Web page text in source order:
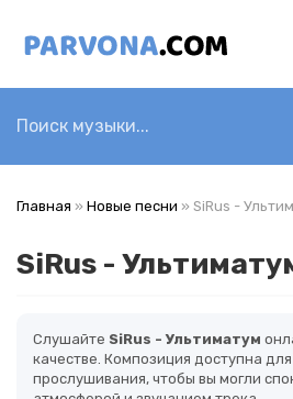
Главная » Новые песни » SiRus -
SiRus -
Слушайте SiRus - Ультиматум
качестве. Композиция доступна
прослушивания, чтобы вы могли